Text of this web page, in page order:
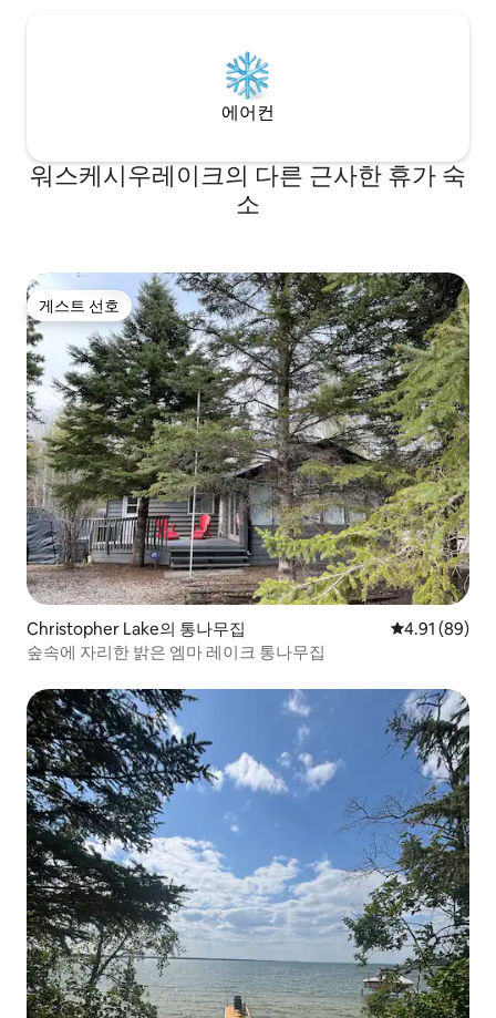
에어컨
워스케시우레이크의 다른 근사한 휴가 숙
소
게스트 선호
게스트 선호
Christopher Lake의 통나무집 평점 4.91점(5
4.91 (89)
숲속에 자리한 밝은 엠마 레이크 통나무집